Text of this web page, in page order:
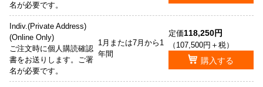
名が必要です。
Indiv.(Private Address)
(Online Only)
ご注文時に個人購読確認
書をお送りします。ご署
名が必要です。
1月または7月から1
年間
定価118,250円
（107,500円＋税）
購入する